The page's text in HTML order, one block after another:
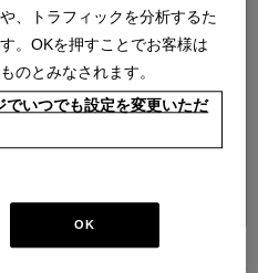
、トラフィックを分析するた
。OKを押すことでお客様は
のとみなされます。
でいつでも設定を変更いただ
OK